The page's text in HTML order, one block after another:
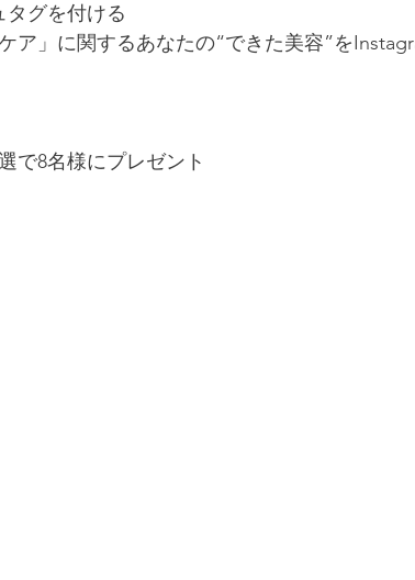
グを付ける
」に関するあなたの“できた美容”を
で8名様にプレゼント